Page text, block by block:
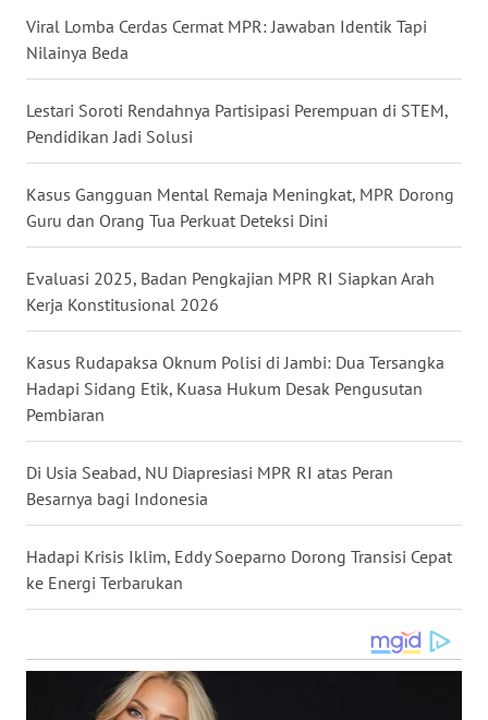
Viral Lomba Cerdas Cermat MPR: Jawaban Identik Tapi
Nilainya Beda
Lestari Soroti Rendahnya Partisipasi Perempuan di STEM,
Pendidikan Jadi Solusi
Kasus Gangguan Mental Remaja Meningkat, MPR Dorong
Guru dan Orang Tua Perkuat Deteksi Dini
Evaluasi 2025, Badan Pengkajian MPR RI Siapkan Arah
Kerja Konstitusional 2026
Kasus Rudapaksa Oknum Polisi di Jambi: Dua Tersangka
Hadapi Sidang Etik, Kuasa Hukum Desak Pengusutan
Pembiaran
Di Usia Seabad, NU Diapresiasi MPR RI atas Peran
Besarnya bagi Indonesia
Hadapi Krisis Iklim, Eddy Soeparno Dorong Transisi Cepat
ke Energi Terbarukan
WN
NUSANTARA
WN
JOGJA
WN
JATIM
WN
KALBAR
WN
WN
KALSEL
WN